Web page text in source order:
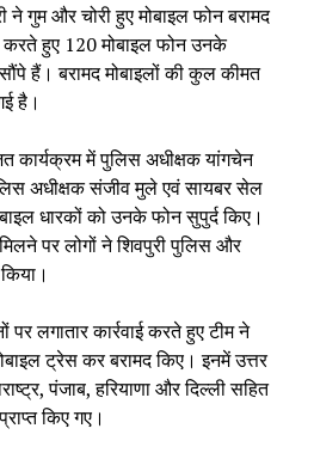
ने गुम और चोरी हुए मोबाइल फोन बरामद
हुए 120 मोबाइल फोन उनके
हैं। बरामद मोबाइलों की कुल कीमत
है।
में पुलिस अधीक्षक यांगचेन
अधीक्षक संजीव मुले एवं सायबर सेल
धारकों को उनके फोन सुपुर्द किए।
पर लोगों ने शिवपुरी पुलिस और
लगातार कार्रवाई करते हुए टीम ने
ट्रेस कर बरामद किए। इनमें उत्तर
पंजाब, हरियाणा और दिल्ली सहित
किए गए।